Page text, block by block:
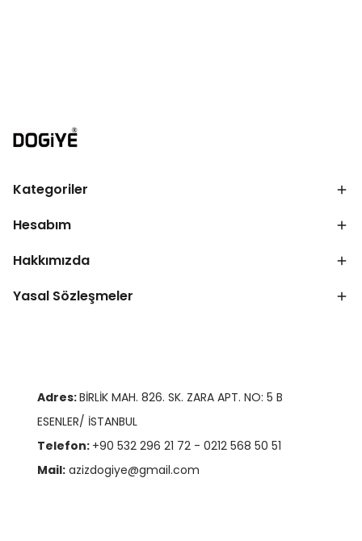
Kategoriler
Hesabım
Hakkımızda
Yasal Sözleşmeler
Adres:BİRLİK MAH. 826. SK. ZARA APT. NO: 5 B
ESENLER/ İSTANBUL
Telefon: +90 532 296 21 72 - 0212 568 50 51
Mail: azizdogiye@gmail.com